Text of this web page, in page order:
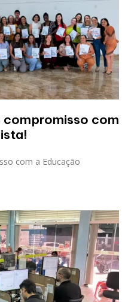
com
com a Educação